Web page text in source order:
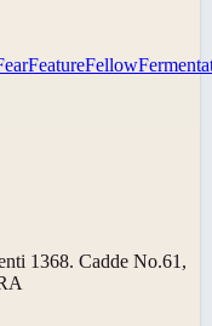
FeatureFellow
1368. Cadde No.61,